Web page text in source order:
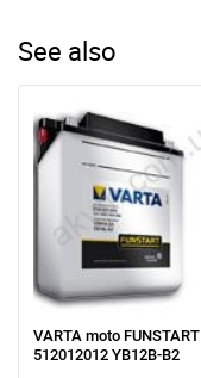
See also
VARTA moto FUNSTART
512012012 YB12B-B2